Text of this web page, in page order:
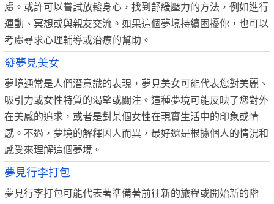
慮。或許可以嘗試放鬆身心，找到舒緩壓力的方法，例如進行
運動、冥想或與親友交流。如果這個夢境持續困擾你，也可以
考慮尋求心理輔導或治療的幫助。
發夢見美女
夢境通常是人們潛意識的表現，夢見美女可能代表您對美麗、
吸引力或女性特質的渴望或關注。這種夢境可能反映了您對外
在美感的追求，或者是對某個女性在現實生活中的印象或情
感。不過，夢境的解釋因人而異，最好還是根據個人的情況和
感受來理解這個夢境。
夢見行李打包
夢見行李打包可能代表著準備著前往新的旅程或開始新的階